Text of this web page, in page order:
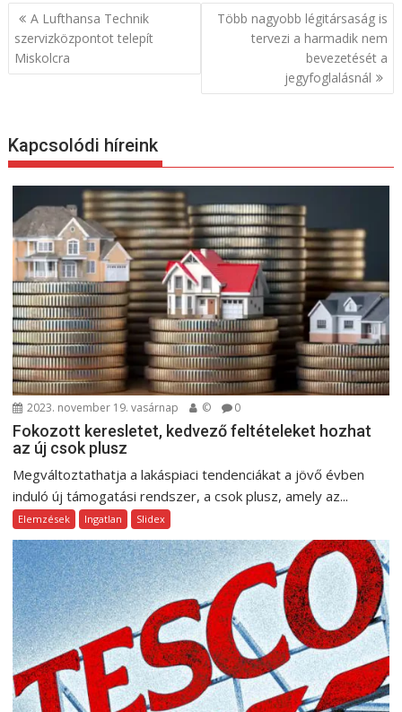
B
e
y
z
é
n
a
v
i
g
á
c
i
ó
A Lufthansa Technik
szervizközpontot telepít
Miskolcra
Több nagyobb légitársaság is
tervezi a harmadik nem
bevezetését a
jegyfoglalásnál
Kapcsolódi híreink
2023. november 19. vasárnap © 0
Fokozott keresletet, kedvező feltételeket hozhat
az új csok plusz
Megváltoztathatja a lakáspiaci tendenciákat a jövő évben
induló új támogatási rendszer, a csok plusz, amely az...
Elemzések Ingatlan Slidex